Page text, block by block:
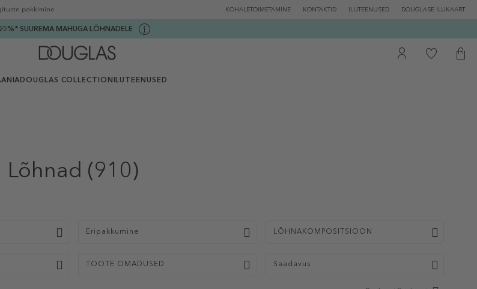
pakkimine KOHALETOIMETAMINE KONTAKTID ILUTEENUSED DOUGLASE ILUKAART
SUUREMA MAHUGA LÕHNADELE
DOUGLAS COLLECTION ILUTEENUSED
Lõhnad (910)
Eripakkumine LÕHNAKOMPOSITSIOON
TOOTE OMADUSED Saadavus